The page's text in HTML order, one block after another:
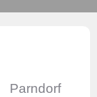
Parndorf